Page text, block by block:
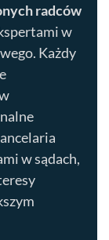
radców
w
Każdy
w sądach,